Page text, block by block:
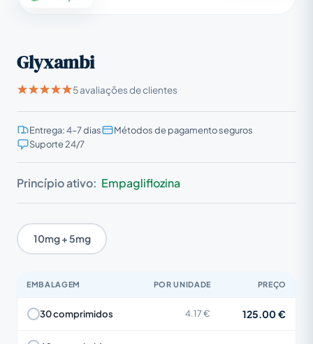
Glyxambi
5 avaliações de clientes
Entrega: 4–7 dias
Métodos de pagamento seguros
Suporte 24/7
Princípio ativo: Empagliflozina
10mg + 5mg
EMBALAGEM POR UNIDADE PREÇO
30 comprimidos 4.17 € 125.00 €